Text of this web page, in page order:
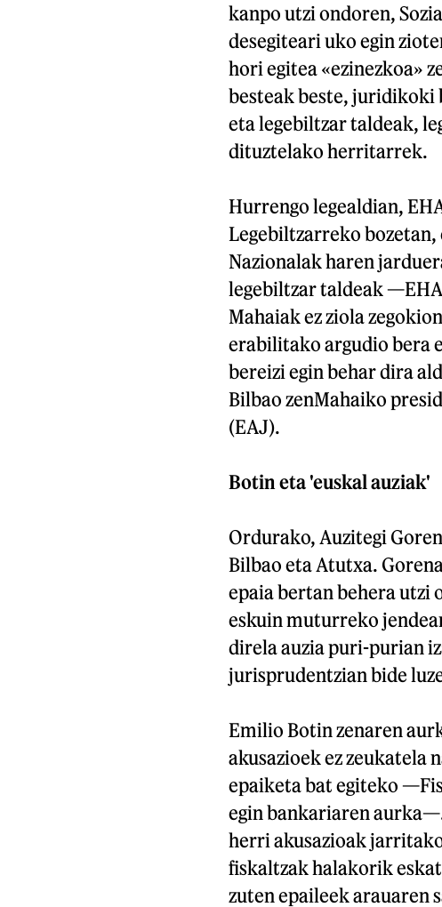
kanpo utzi ondoren,
desegiteari uko egin
hori egitea «ezinezkoa»
besteak beste, juridikoki
eta legebiltzar taldeak,
dituztelako herritarrek.
Hurrengo legealdian,
Legebiltzarreko
Nazionalak haren
legebiltzar taldeak
Mahaiak ez ziola
erabilitako argudio bera
bereizi egin behar dira
Bilbao zenMahaiko
(EAJ).
Botin eta 'euskal auziak'
Ordurako, Auzitegi
Bilbao eta Atutxa.
epaia bertan behera utzi
eskuin muturreko
direla auzia puri-purian
jurisprudentzian bide
Emilio Botin zenaren
akusazioek ez zeukatela
epaiketa bat egiteko
egin bankariaren
herri akusazioak
fiskaltzak halakorik
zuten epaileek arauaren